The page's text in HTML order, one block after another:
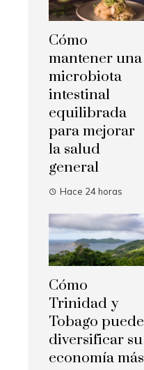
Cómo
mantener una
microbiota
intestinal
equilibrada
para mejorar
la salud
general
Hace 24 horas
Cómo
Trinidad y
Tobago puede
diversificar su
economía más